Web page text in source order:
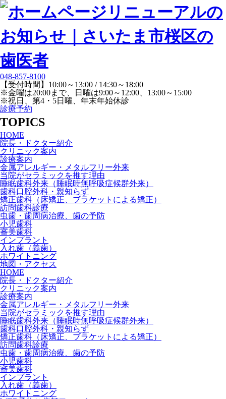
048-857-8100
【受付時間】10:00～13:00 / 14:30～18:00
※金曜は20:00まで、日曜は9:00～12:00、13:00～15:00
※祝日、第4・5日曜、年末年始休診
診療予約
TOPICS
HOME
院長・ドクター紹介
クリニック案内
診療案内
金属アレルギー・メタルフリー外来
当院がセラミックを推す理由
睡眠歯科外来（睡眠時無呼吸症候群外来）
歯科口腔外科・親知らず
矯正歯科（床矯正、ブラケットによる矯正）
訪問歯科診療
虫歯・歯周病治療、歯の予防
小児歯科
審美歯科
インプラント
入れ歯（義歯）
ホワイトニング
地図・アクセス
HOME
院長・ドクター紹介
クリニック案内
診療案内
金属アレルギー・メタルフリー外来
当院がセラミックを推す理由
睡眠歯科外来（睡眠時無呼吸症候群外来）
歯科口腔外科・親知らず
矯正歯科（床矯正、ブラケットによる矯正）
訪問歯科診療
虫歯・歯周病治療、歯の予防
小児歯科
審美歯科
インプラント
入れ歯（義歯）
ホワイトニング